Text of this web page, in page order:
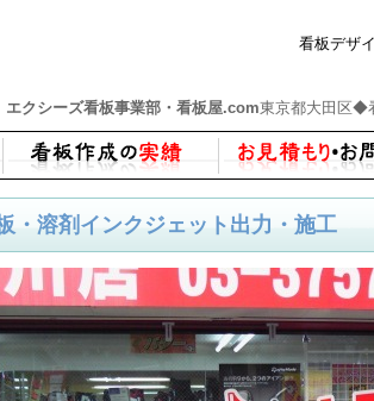
看板デザ
エクシーズ看板事業部・看板屋.com東京都大田区◆
・溶剤インクジェット出力・施工